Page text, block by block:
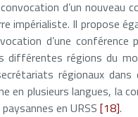
d’un nouveau
impérialiste. Il propose
d’une conférence
différentes régions du
régionaux
en plusieurs langues, la
en URSS [18].